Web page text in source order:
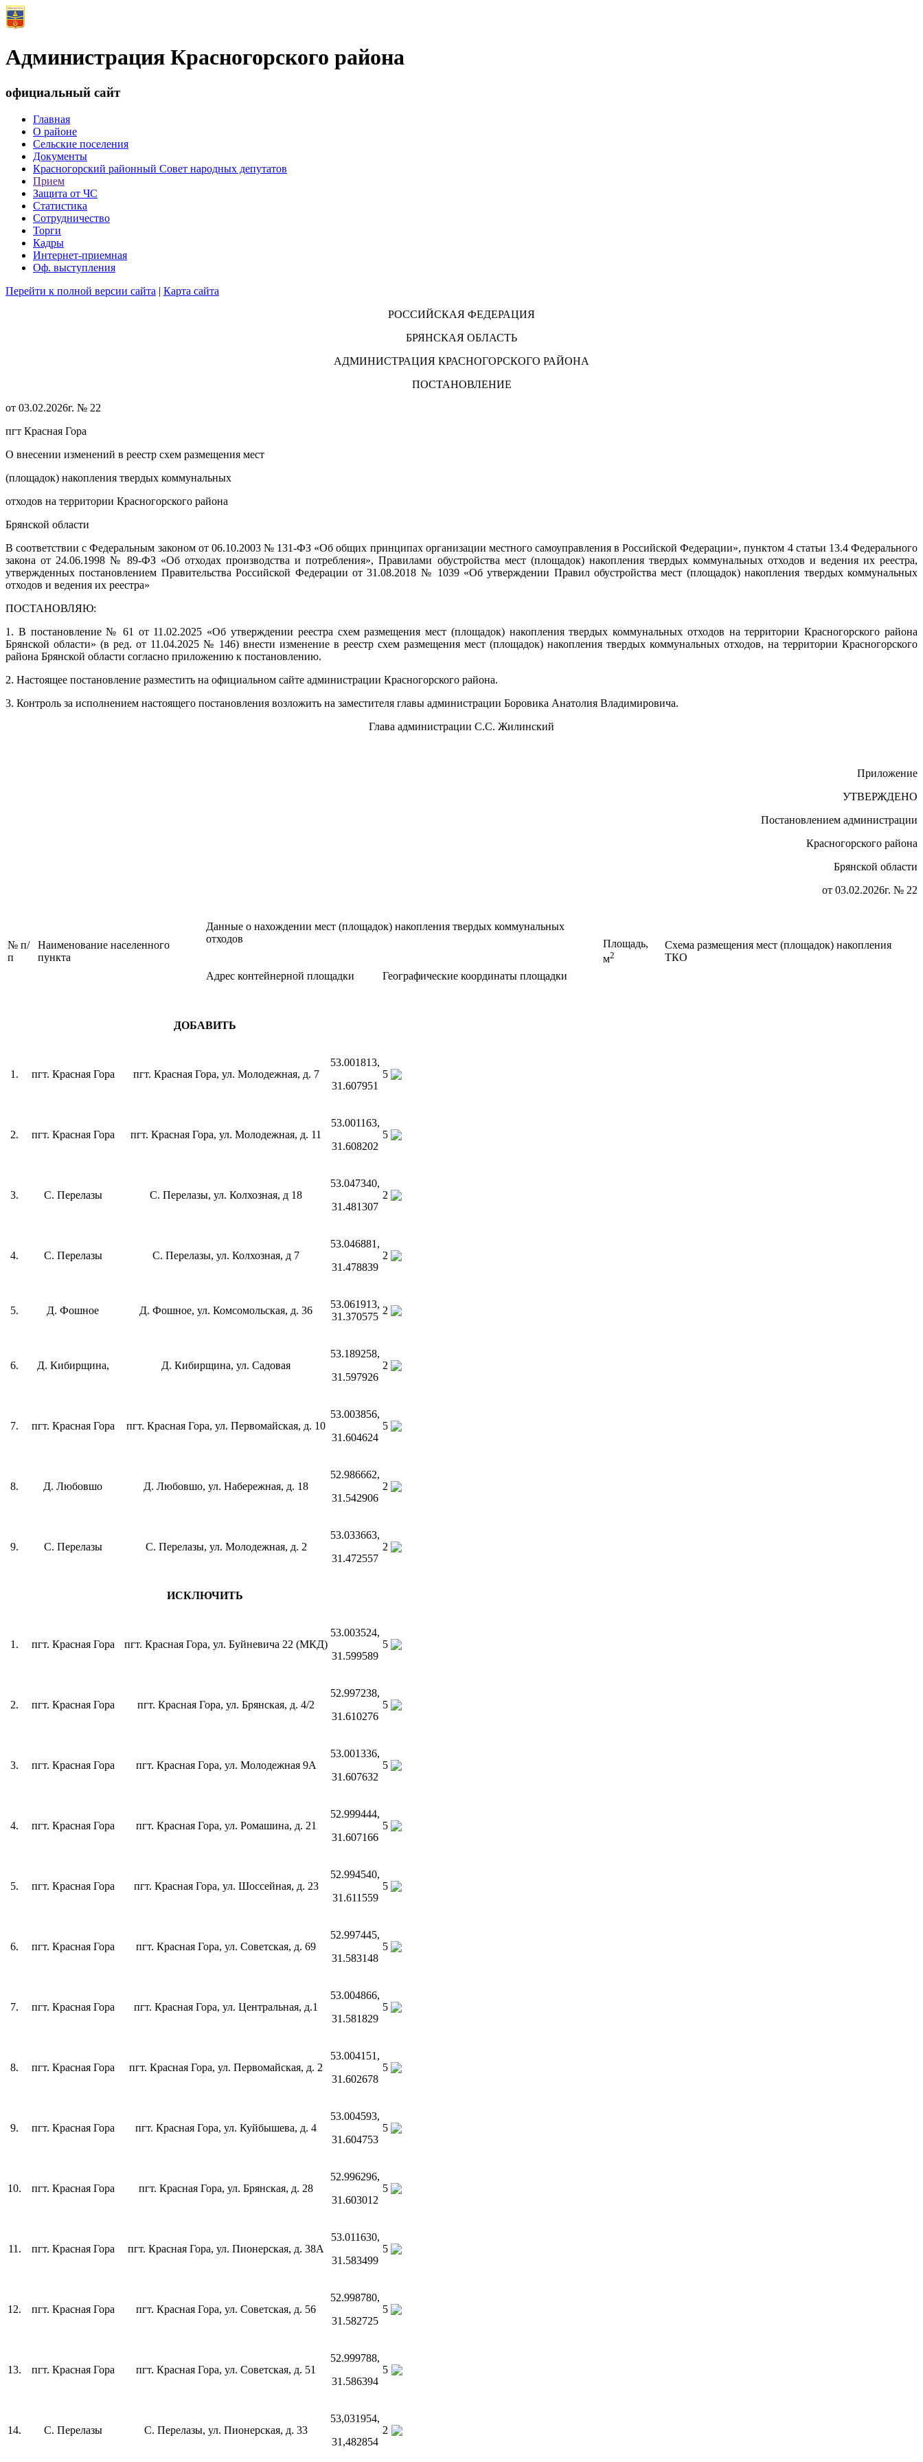
Администрация Красногорского района
официальный сайт
Главная
О районе
Сельские поселения
Документы
Красногорский районный Совет народных депутатов
Прием
Защита от ЧС
Статистика
Сотрудничество
Торги
Кадры
Интернет-приемная
Оф. выступления
Перейти к полной версии сайта | Карта сайта
РОССИЙСКАЯ ФЕДЕРАЦИЯ
БРЯНСКАЯ ОБЛАСТЬ
АДМИНИСТРАЦИЯ КРАСНОГОРСКОГО РАЙОНА
ПОСТАНОВЛЕНИЕ
от 03.02.2026г. № 22
пгт Красная Гора
О внесении изменений в реестр схем размещения мест
(площадок) накопления твердых коммунальных
отходов на территории Красногорского района
Брянской области
В соответствии с Федеральным законом от 06.10.2003 № 131-ФЗ «Об общих принципах организации местного самоуправления в Российской Федерации», пунктом 4 статьи 13.4 Федерального
закона от 24.06.1998 № 89-ФЗ «Об отходах производства и потребления», Правилами обустройства мест (площадок) накопления твердых коммунальных отходов и ведения их реестра,
утвержденных постановлением Правительства Российской Федерации от 31.08.2018 № 1039 «Об утверждении Правил обустройства мест (площадок) накопления твердых коммунальных
отходов и ведения их реестра»
ПОСТАНОВЛЯЮ:
1. В постановление № 61 от 11.02.2025 «Об утверждении реестра схем размещения мест (площадок) накопления твердых коммунальных отходов на территории Красногорского района
Брянской области» (в ред. от 11.04.2025 № 146) внести изменение в реестр схем размещения мест (площадок) накопления твердых коммунальных отходов, на территории Красногорского
района Брянской области согласно приложению к постановлению.
2. Настоящее постановление разместить на официальном сайте администрации Красногорского района.
3. Контроль за исполнением настоящего постановления возложить на заместителя главы администрации Боровика Анатолия Владимировича.
Глава администрации С.С. Жилинский
Приложение
УТВЕРЖДЕНО
Постановлением администрации
Красногорского района
Брянской области
от 03.02.2026г. № 22
№ п/
п
Наименование населенного
пункта
Данные о нахождении мест (площадок) накопления твердых коммунальных
отходов
Площадь,
м2
Схема размещения мест (площадок) накопления
ТКО
Адрес контейнерной площадки
Географические координаты площадки
ДОБАВИТЬ
1. пгт. Красная Гора пгт. Красная Гора, ул. Молодежная, д. 7
53.001813,
31.607951
5
2. пгт. Красная Гора пгт. Красная Гора, ул. Молодежная, д. 11
53.001163,
31.608202
5
3. С. Перелазы С. Перелазы, ул. Колхозная, д 18
53.047340,
31.481307
2
4. С. Перелазы С. Перелазы, ул. Колхозная, д 7
53.046881,
31.478839
2
5. Д. Фошное Д. Фошное, ул. Комсомольская, д. 36
53.061913,
31.370575
2
6. Д. Кибирщина, Д. Кибирщина, ул. Садовая
53.189258,
31.597926
2
7. пгт. Красная Гора пгт. Красная Гора, ул. Первомайская, д. 10
53.003856,
31.604624
5
8. Д. Любовшо Д. Любовшо, ул. Набережная, д. 18
52.986662,
31.542906
2
9. С. Перелазы С. Перелазы, ул. Молодежная, д. 2
53.033663,
31.472557
2
ИСКЛЮЧИТЬ
1. пгт. Красная Гора пгт. Красная Гора, ул. Буйневича 22 (МКД)
53.003524,
31.599589
5
2. пгт. Красная Гора пгт. Красная Гора, ул. Брянская, д. 4/2
52.997238,
31.610276
5
3. пгт. Красная Гора пгт. Красная Гора, ул. Молодежная 9А
53.001336,
31.607632
5
4. пгт. Красная Гора пгт. Красная Гора, ул. Ромашина, д. 21
52.999444,
31.607166
5
5. пгт. Красная Гора пгт. Красная Гора, ул. Шоссейная, д. 23
52.994540,
31.611559
5
6. пгт. Красная Гора пгт. Красная Гора, ул. Советская, д. 69
52.997445,
31.583148
5
7. пгт. Красная Гора пгт. Красная Гора, ул. Центральная, д.1
53.004866,
31.581829
5
8. пгт. Красная Гора пгт. Красная Гора, ул. Первомайская, д. 2
53.004151,
31.602678
5
9. пгт. Красная Гора пгт. Красная Гора, ул. Куйбышева, д. 4
53.004593,
31.604753
5
10. пгт. Красная Гора пгт. Красная Гора, ул. Брянская, д. 28
52.996296,
31.603012
5
11. пгт. Красная Гора пгт. Красная Гора, ул. Пионерская, д. 38А
53.011630,
31.583499
5
12. пгт. Красная Гора пгт. Красная Гора, ул. Советская, д. 56
52.998780,
31.582725
5
13. пгт. Красная Гора пгт. Красная Гора, ул. Советская, д. 51
52.999788,
31.586394
5
14. С. Перелазы С. Перелазы, ул. Пионерская, д. 33
53,031954,
31,482854
2